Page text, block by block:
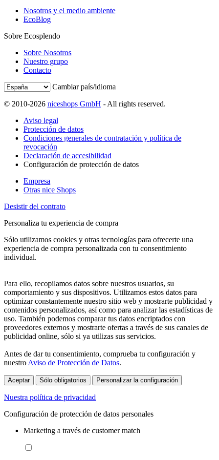
Nosotros y el medio ambiente
EcoBlog
Sobre Ecosplendo
Sobre Nosotros
Nuestro grupo
Contacto
Cambiar país/idioma
© 2010-2026 niceshops GmbH - All rights reserved.
Aviso legal
Protección de datos
Condiciones generales de contratación y política de
revocación
Declaración de accesibilidad
Configuración de protección de datos
Empresa
Otras nice Shops
Desistir del contrato
Personaliza tu experiencia de compra
Sólo utilizamos cookies y otras tecnologías para ofrecerte una
experiencia de compra personalizada con tu consentimiento
individual.
Para ello, recopilamos datos sobre nuestros usuarios, su
comportamiento y sus dispositivos. Utilizamos estos datos para
optimizar constantemente nuestro sitio web y mostrarte publicidad y
contenidos personalizados, así como para analizar las estadísticas de
uso. También podemos comparar tus datos encriptados con
proveedores externos y mostrarte ofertas a través de sus canales de
publicidad online, sólo si ya utilizas sus servicios.
Antes de dar tu consentimiento, comprueba tu configuración y
nuestro Aviso de Protección de Datos.
Aceptar Sólo obligatorios Personalizar la configuración
Nuestra política de privacidad
Configuración de protección de datos personales
Marketing a través de customer match